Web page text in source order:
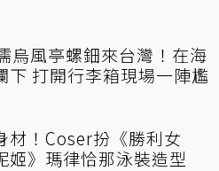
烏風亭螺鈿來台灣！在海
下 打開行李箱現場一陣尷
材！Coser扮《勝利女
姬》瑪律恰那泳裝造型